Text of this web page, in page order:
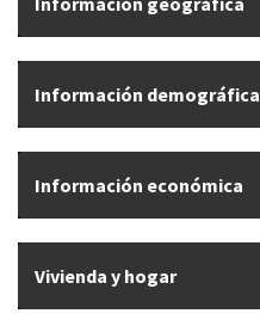
Información demográfica
Información económica
Vivienda y hogar